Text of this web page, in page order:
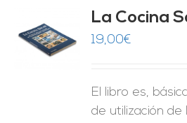
La Cocina
19,00€
El libro es,
de utilización de